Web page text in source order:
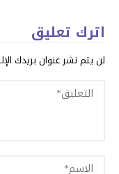
اترك تعليق
لن يتم نشر عنوان بريدك